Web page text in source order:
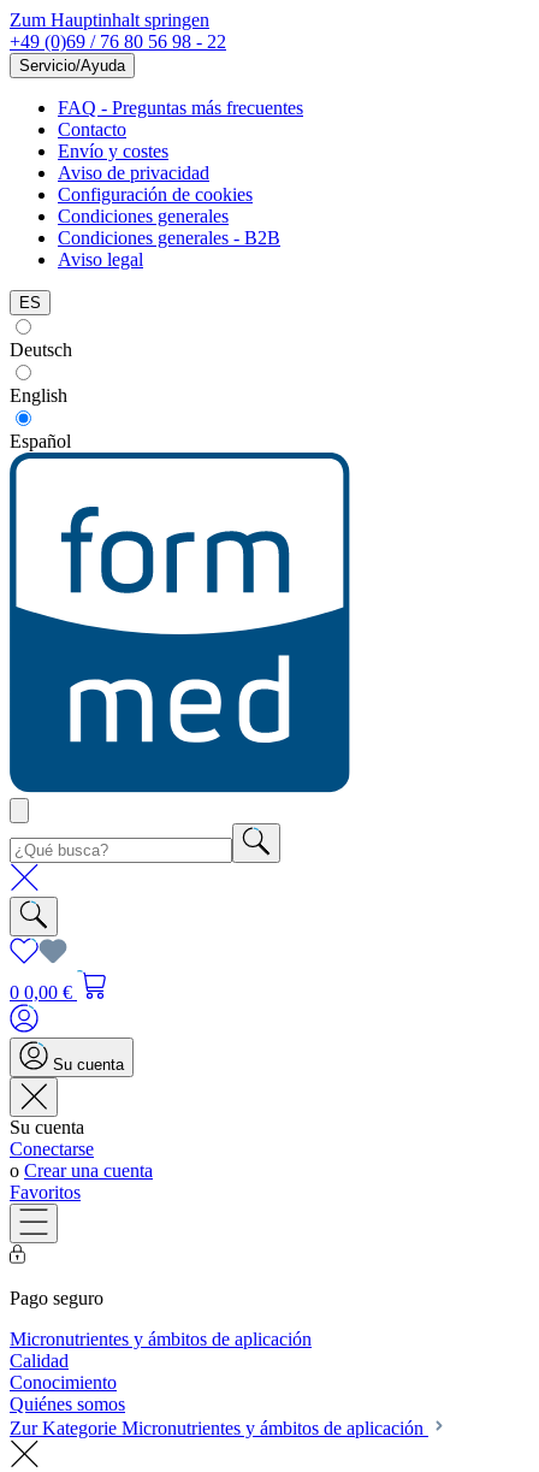
Zum Hauptinhalt springen
+49 (0)69 / 76 80 56 98 - 22
Servicio/Ayuda
FAQ - Preguntas más frecuentes
Contacto
Envío y costes
Aviso de privacidad
Configuración de cookies
Condiciones generales
Condiciones generales - B2B
Aviso legal
ES
Deutsch
English
Español
0 0,00 €
Su cuenta
Su cuenta
Conectarse
o Crear una cuenta
Favoritos
Pago seguro
Micronutrientes y ámbitos de aplicación
Calidad
Conocimiento
Quiénes somos
Zur Kategorie Micronutrientes y ámbitos de aplicación